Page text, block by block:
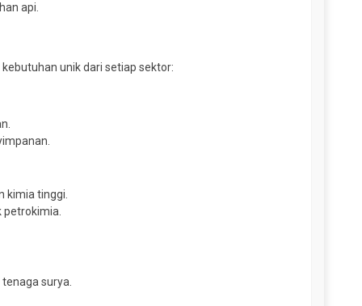
api.
unik dari setiap sektor:
kimia tinggi.
surya.